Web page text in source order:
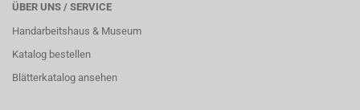
ÜBER UNS / SERVICE
Handarbeitshaus & Museum
Katalog bestellen
Blätterkatalog ansehen